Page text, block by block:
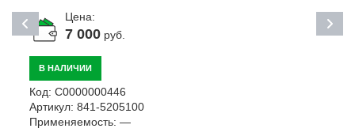
Цена:
7 000руб.
В НАЛИЧИИ
Код: С0000000446
Артикул: 841-5205100
Применяемость: —